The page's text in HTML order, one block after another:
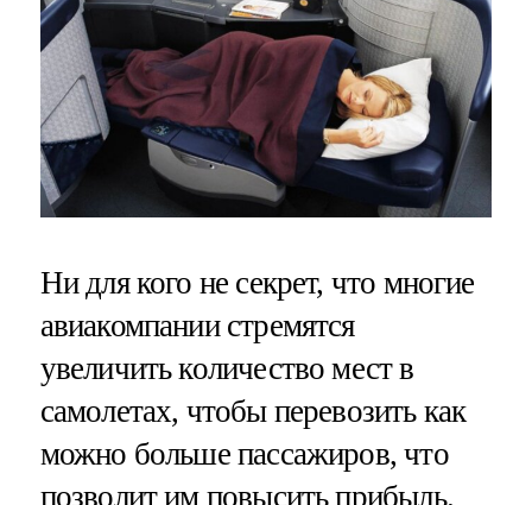
Ни для кого не секрет, что многие
авиакомпании стремятся
увеличить количество мест в
самолетах, чтобы перевозить как
можно больше пассажиров, что
позволит им повысить прибыль.